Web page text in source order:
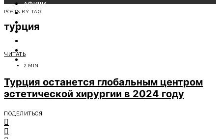
АФИША
СОБЫТИЯ
КРАСОТА
МОДА
POSTS BY TAG
турция
ЧИТАТЬ
2 MIN
Турция останется глобальным центром
эстетической хирургии в 2024 году
ПОДЕЛИТЬСЯ